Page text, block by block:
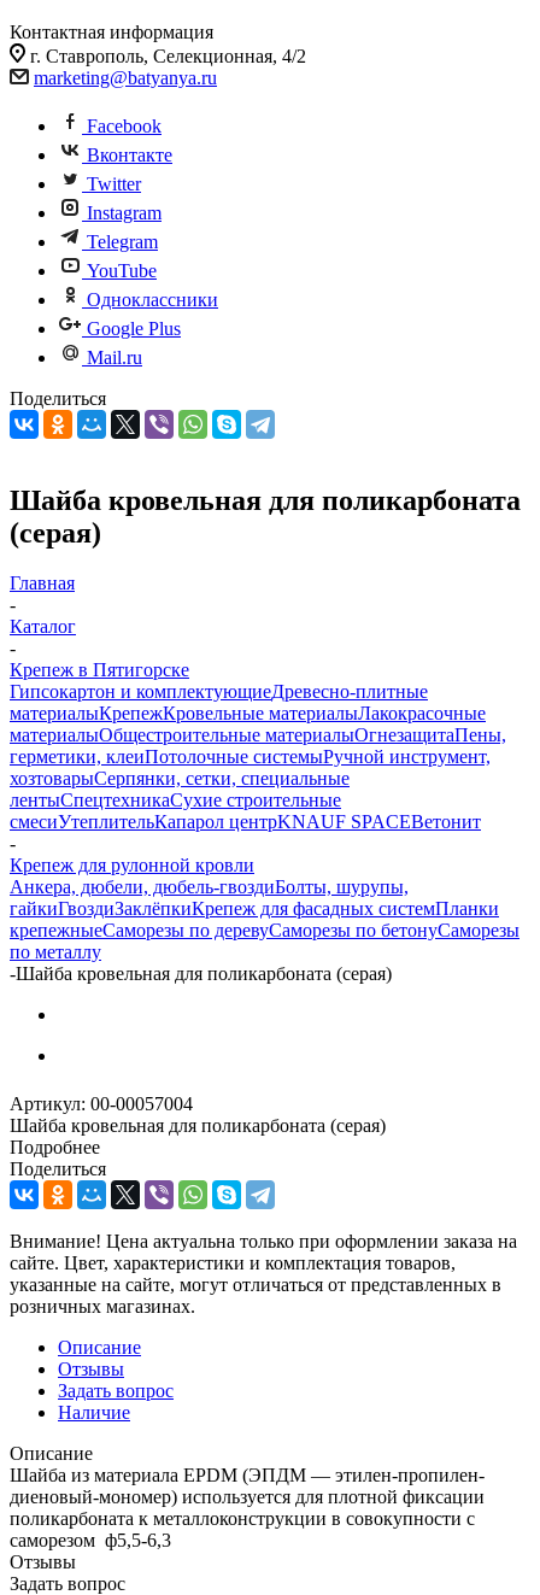
Контактная информация
г. Ставрополь, Селекционная, 4/2
marketing@batyanya.ru
Facebook
Вконтакте
Twitter
Instagram
Telegram
YouTube
Одноклассники
Google Plus
Mail.ru
Поделиться
Шайба кровельная для поликарбоната
(серая)
Главная
-
Каталог
-
Крепеж в Пятигорске
Гипсокартон и комплектующиеДревесно-плитные
материалыКрепежКровельные материалыЛакокрасочные
материалыОбщестроительные материалыОгнезащитаПены,
герметики, клеиПотолочные системыРучной инструмент,
хозтоварыСерпянки, сетки, специальные
лентыСпецтехникаСухие строительные
смесиУтеплительКапарол центрKNAUF SPACEВетонит
-
Крепеж для рулонной кровли
Анкера, дюбели, дюбель-гвоздиБолты, шурупы,
гайкиГвоздиЗаклёпкиКрепеж для фасадных системПланки
крепежныеСаморезы по деревуСаморезы по бетонуСаморезы
по металлу
-Шайба кровельная для поликарбоната (серая)
Артикул: 00-00057004
Шайба кровельная для поликарбоната (серая)
Подробнее
Поделиться
Внимание! Цена актуальна только при оформлении заказа на
сайте. Цвет, характеристики и комплектация товаров,
указанные на сайте, могут отличаться от представленных в
розничных магазинах.
Описание
Отзывы
Задать вопрос
Наличие
Описание
Шайба из материала EPDM (ЭПДМ — этилен-пропилен-
диеновый-мономер) используется для плотной фиксации
поликарбоната к металлоконструкции в совокупности с
саморезом ф5,5-6,3
Отзывы
Задать вопрос